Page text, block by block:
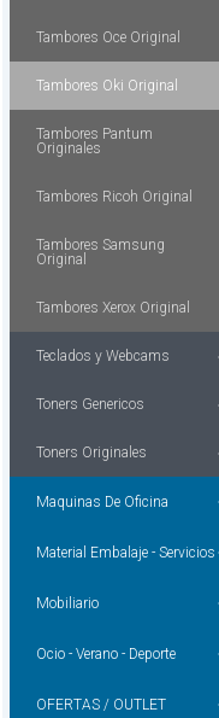
Tambores Oce Original
Tambores Oki Original
Tambores Pantum
Originales
Tambores Ricoh Original
Tambores Samsung
Original
Tambores Xerox Original
Teclados y Webcams
Toners Genericos
Toners Originales
Maquinas De Oficina
Material Embalaje - Servicios
Mobiliario
Ocio - Verano - Deporte
OFERTAS / OUTLET